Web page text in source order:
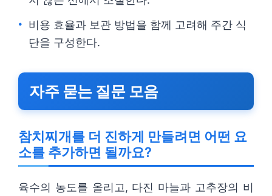
비용 효율과 보관 방법을 함께 고려해 주간 식
단을 구성한다.
자주 묻는 질문 모음
참치찌개를 더 진하게 만들려면 어떤 요
소를 추가하면 될까요?
육수의 농도를 올리고, 다진 마늘과 고추장의 비